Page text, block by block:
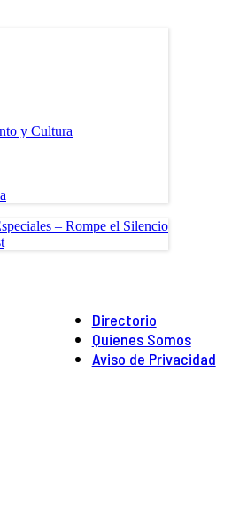
y Cultura
– Rompe el Silencio
Directorio
Quienes Somos
Aviso de Privacidad